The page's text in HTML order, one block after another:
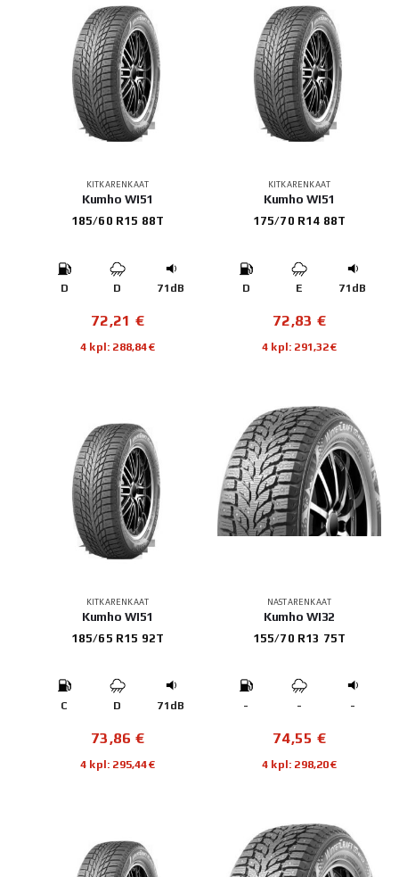
KITKARENKAAT
Kumho WI51
185/60 R15 88T
D D 71dB
72,21 €
4 kpl: 288,84€
KITKARENKAAT
Kumho WI51
175/70 R14 88T
D E 71dB
72,83 €
4 kpl: 291,32€
KITKARENKAAT
Kumho WI51
185/65 R15 92T
C D 71dB
73,86 €
4 kpl: 295,44€
NASTARENKAAT
Kumho WI32
155/70 R13 75T
- - -
74,55 €
4 kpl: 298,20€